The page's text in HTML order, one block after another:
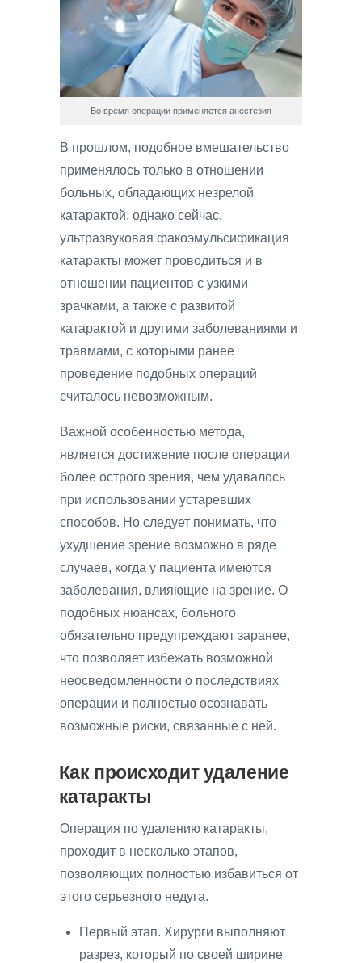
Во время операции применяется анестезия
В прошлом, подобное вмешательство
применялось только в отношении
больных, обладающих незрелой
катарактой, однако сейчас,
ультразвуковая факоэмульсификация
катаракты может проводиться и в
отношении пациентов с узкими
зрачками, а также с развитой
катарактой и другими заболеваниями и
травмами, с которыми ранее
проведение подобных операций
считалось невозможным.
Важной особенностью метода,
является достижение после операции
более острого зрения, чем удавалось
при использовании устаревших
способов. Но следует понимать, что
ухудшение зрение возможно в ряде
случаев, когда у пациента имеются
заболевания, влияющие на зрение. О
подобных нюансах, больного
обязательно предупреждают заранее,
что позволяет избежать возможной
неосведомленности о последствиях
операции и полностью осознавать
возможные риски, связанные с ней.
Как происходит удаление
катаракты
Операция по удалению катаракты,
проходит в несколько этапов,
позволяющих полностью избавиться от
этого серьезного недуга.
Первый этап. Хирурги выполняют
разрез, который по своей ширине